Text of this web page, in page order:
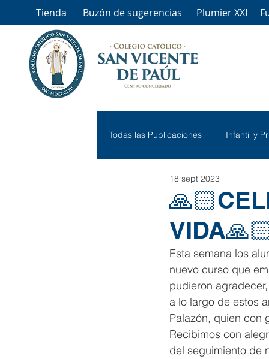
Tienda Buzón de sugerencias Plumier XXI
Todas las Publicaciones Infantil y
18 sept 2023
Esta semana los
nuevo curso que
pudieron
a lo largo de estos
Palazón, quien con
Recibimos con
del seguimiento de